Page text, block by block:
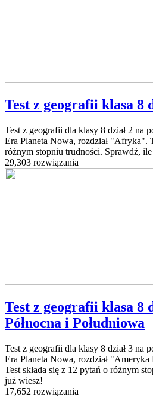
Test z geografii klasa 8
Test z geografii dla klasy 8 dział 2 na
Era Planeta Nowa, rozdział "Afryka".
różnym stopniu trudności. Sprawdź,
29,303 rozwiązania
Test z geografii klasa 8
Północna i Południowa
Test z geografii dla klasy 8 dział 3 na
Era Planeta Nowa, rozdział "Ameryka
Test składa się z 12 pytań o różnym
już wiesz!
17,652 rozwiązania